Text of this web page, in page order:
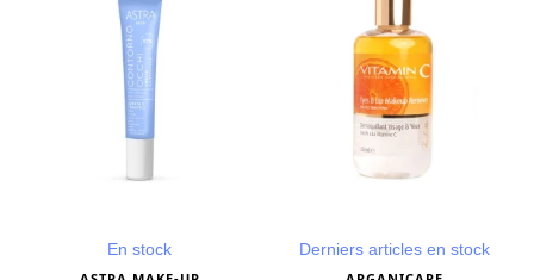
En stock Derniers articles en stock